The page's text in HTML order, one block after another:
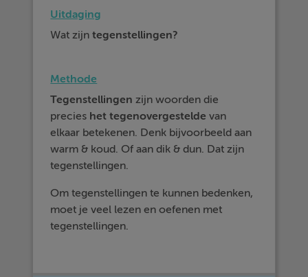
Uitdaging
Wat zijntegenstellingen?
Methode
Tegenstellingen zijn woorden die
precies het tegenovergestelde van
elkaar betekenen. Denk bijvoorbeeld aan
warm & koud. Of aan dik & dun. Dat zijn
tegenstellingen.
Om tegenstellingen te kunnen bedenken,
moet je veel lezen en oefenen met
tegenstellingen.